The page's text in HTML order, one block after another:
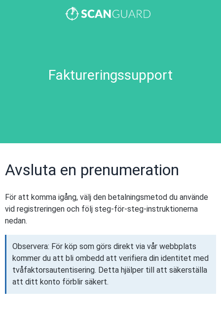
Faktureringssupport
Avsluta en prenumeration
För att komma igång, välj den betalningsmetod du använde
vid registreringen och följ steg-för-steg-instruktionerna
nedan.
Observera: För köp som görs direkt via vår webbplats
kommer du att bli ombedd att verifiera din identitet med
tvåfaktorsautentisering. Detta hjälper till att säkerställa
att ditt konto förblir säkert.